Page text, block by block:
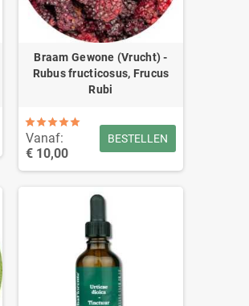
Braam Gewone (Vrucht) -
Rubus fructicosus, Frucus
Rubi
Vanaf:
€ 10,00
BESTELLEN